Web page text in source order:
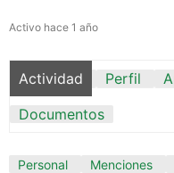
Activo hace 1 año
Actividad Perfil
Documentos
Personal Menciones